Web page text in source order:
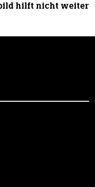
hilft nicht weiter